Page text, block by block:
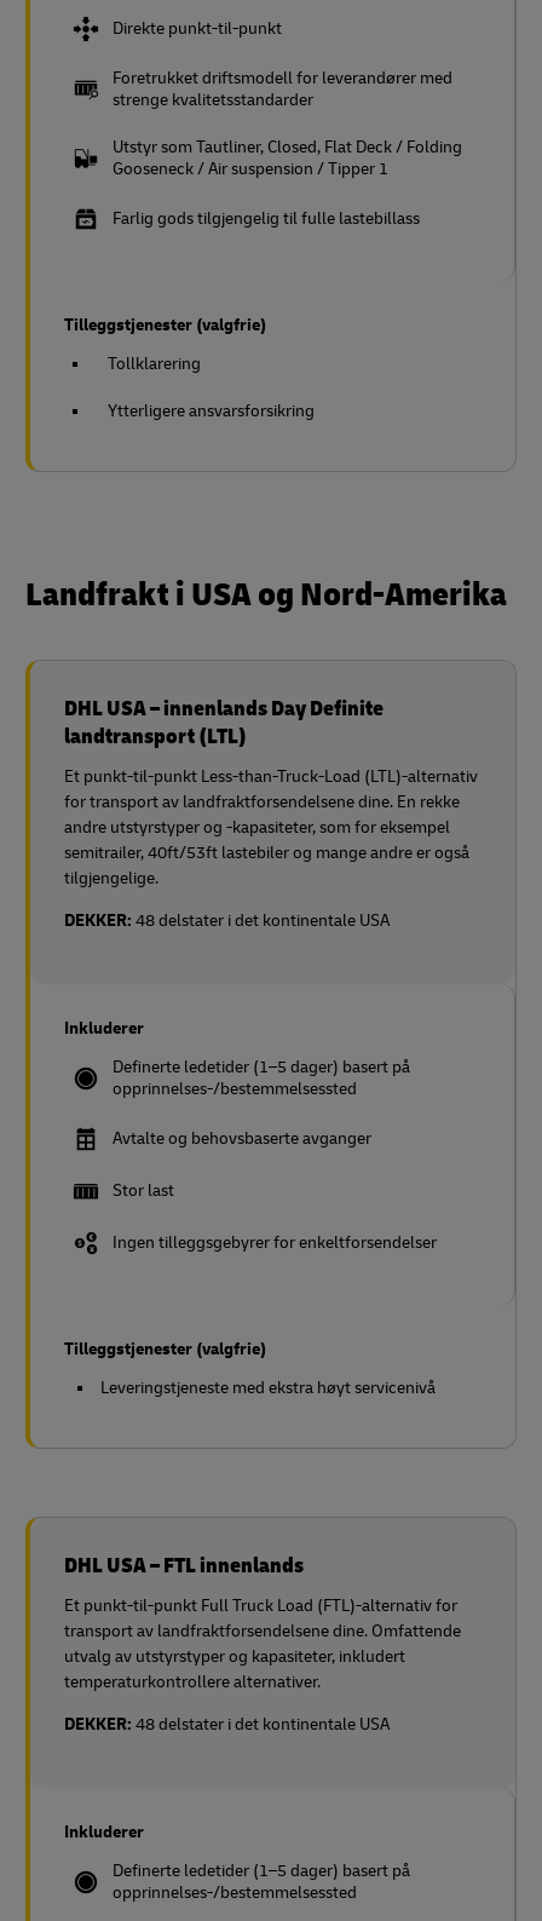
Direkte punkt-til-punkt
Foretrukket driftsmodell for leverandører med
strenge kvalitetsstandarder
Utstyr som Tautliner, Closed, Flat Deck / Folding
Gooseneck / Air suspension / Tipper 1
Farlig gods tilgjengelig til fulle lastebillass
Tilleggstjenester (valgfrie)
Tollklarering
Ytterligere ansvarsforsikring
Landfrakt i USA og Nord-Amerika
DHL USA – innenlands Day Definite
landtransport (LTL)
Et punkt-til-punkt Less-than-Truck-Load (LTL)-alternativ
for transport av landfraktforsendelsene dine. En rekke
andre utstyrstyper og -kapasiteter, som for eksempel
semitrailer, 40ft/53ft lastebiler og mange andre er også
tilgjengelige.
DEKKER: 48 delstater i det kontinentale USA
Inkluderer
Definerte ledetider (1–5 dager) basert på
opprinnelses-/bestemmelsessted
Avtalte og behovsbaserte avganger
Stor last
Ingen tilleggsgebyrer for enkeltforsendelser
Tilleggstjenester (valgfrie)
Leveringstjeneste med ekstra høyt servicenivå
DHL USA – FTL innenlands
Et punkt-til-punkt Full Truck Load (FTL)-alternativ for
transport av landfraktforsendelsene dine. Omfattende
utvalg av utstyrstyper og kapasiteter, inkludert
temperaturkontrollere alternativer.
DEKKER: 48 delstater i det kontinentale USA
Inkluderer
Definerte ledetider (1–5 dager) basert på
opprinnelses-/bestemmelsessted